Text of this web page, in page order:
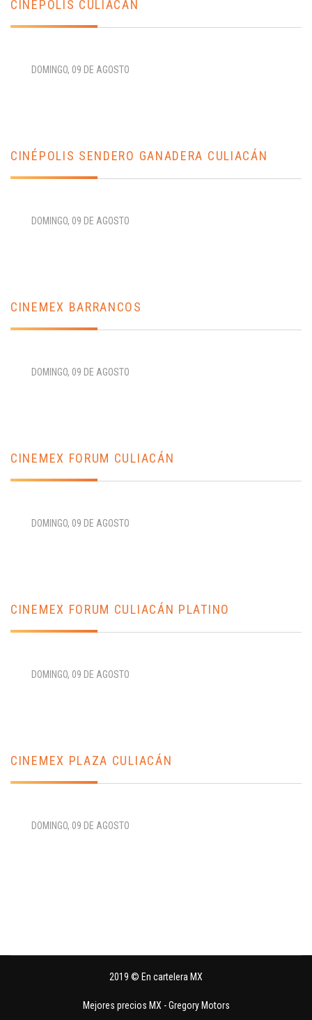
CINÉPOLIS CULIACÁN
DOMINGO, 09 DE AGOSTO
CINÉPOLIS SENDERO GANADERA CULIACÁN
DOMINGO, 09 DE AGOSTO
CINEMEX BARRANCOS
DOMINGO, 09 DE AGOSTO
CINEMEX FORUM CULIACÁN
DOMINGO, 09 DE AGOSTO
CINEMEX FORUM CULIACÁN PLATINO
DOMINGO, 09 DE AGOSTO
CINEMEX PLAZA CULIACÁN
DOMINGO, 09 DE AGOSTO
2019 © En cartelera MX
Mejores precios MX -Gregory Motors